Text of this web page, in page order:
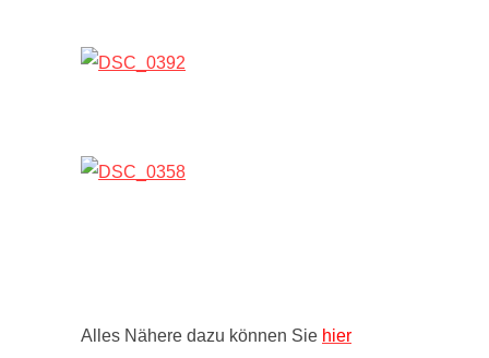
Alles Nähere dazu können Sie hier